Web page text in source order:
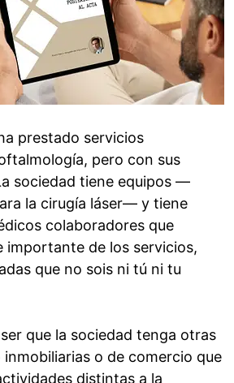
prestado servicios
pero con sus
sociedad tiene equipos —
la cirugía láser— y tiene
colaboradores que
importante de los servicios,
que no sois ni tú ni tu
que la sociedad tenga otras
o de comercio que
distintas a la